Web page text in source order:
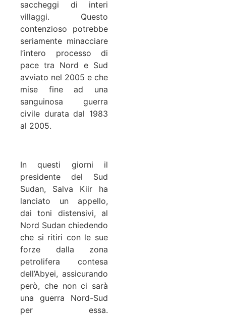
saccheggi di interi
villaggi. Questo
contenzioso potrebbe
seriamente minacciare
l’intero processo di
pace tra Nord e Sud
avviato nel 2005 e che
mise fine ad una
sanguinosa guerra
civile durata dal 1983
al 2005.
In questi giorni il
presidente del Sud
Sudan, Salva Kiir ha
lanciato un appello,
dai toni distensivi, al
Nord Sudan chiedendo
che si ritiri con le sue
forze dalla zona
petrolifera contesa
dell’Abyei, assicurando
però, che non ci sarà
una guerra Nord-Sud
per essa.